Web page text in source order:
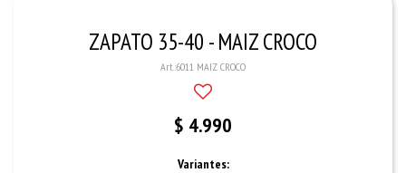
ZAPATO 35-40 - MAIZ CROCO
6011 MAIZ CROCO
$ 4.990
Variantes: